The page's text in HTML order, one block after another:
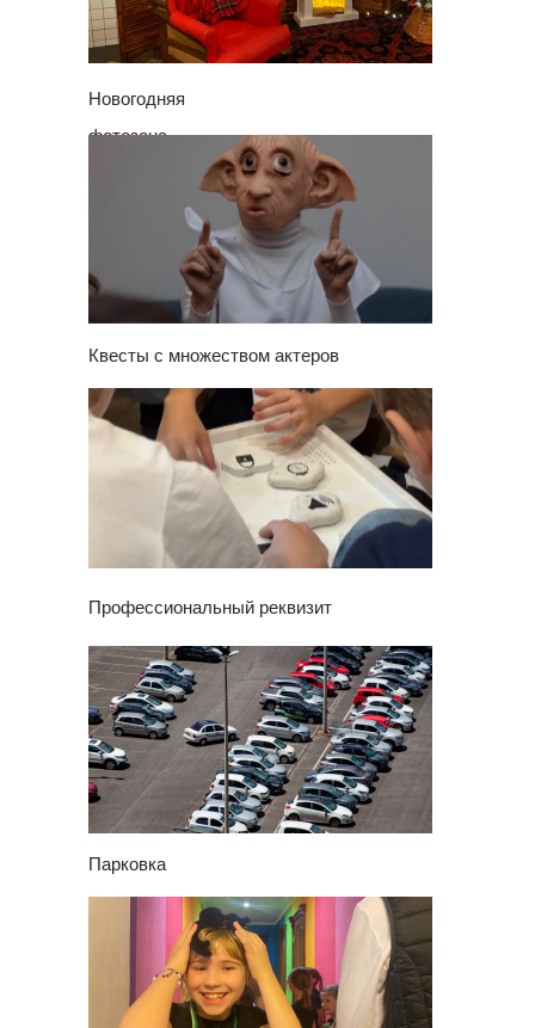
Новогодняя
фотозона
Квесты с множеством актеров
Профессиональный реквизит
Парковка